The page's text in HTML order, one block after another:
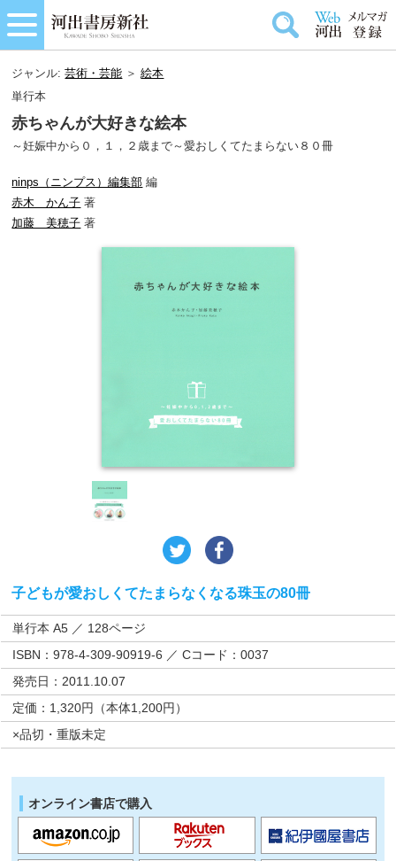
ジャンル:芸術・芸能 ＞絵本
単行本
赤ちゃんが大好きな絵本
～妊娠中から０，１，２歳まで～愛おしくてたまらない８０冊
ninps（ニンプス）編集部 編
赤木 かん子 著
加藤 美穂子 著
子どもが愛おしくてたまらなくなる珠玉の80冊
単行本 A5 ／ 128ページ
ISBN：978-4-309-90919-6 ／ Cコード：0037
発売日：2011.10.07
定価：1,320円（本体1,200円）
×品切・重版未定
オンライン書店で購入